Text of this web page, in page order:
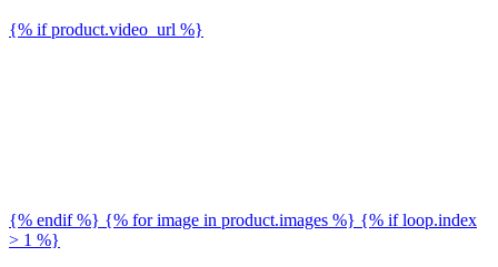
{% if product.video_url %}
{% endif %} {% for image in product.images %} {% if loop.index
> 1 %}